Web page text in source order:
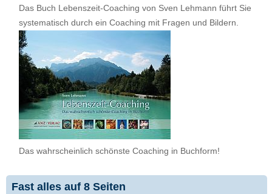
Das Buch Lebenszeit-Coaching von Sven Lehmann führt Sie
systematisch durch ein Coaching mit Fragen und Bildern.
Das wahrscheinlich schönste Coaching in Buchform!
Fast alles auf 8 Seiten